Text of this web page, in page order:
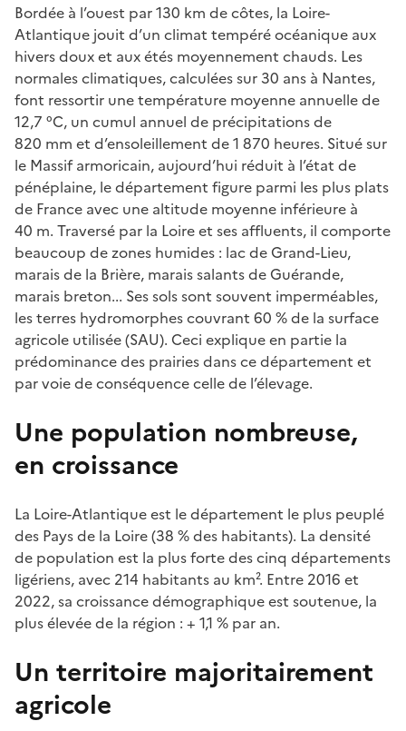
Bordée à l’ouest par 130 km de côtes, la Loire-
Atlantique jouit d’un climat tempéré océanique aux
hivers doux et aux étés moyennement chauds. Les
normales climatiques, calculées sur 30 ans à Nantes,
font ressortir une température moyenne annuelle de
12,7 °C, un cumul annuel de précipitations de
820 mm et d’ensoleillement de 1 870 heures. Situé sur
le Massif armoricain, aujourd’hui réduit à l’état de
pénéplaine, le département figure parmi les plus plats
de France avec une altitude moyenne inférieure à
40 m. Traversé par la Loire et ses affluents, il comporte
beaucoup de zones humides : lac de Grand-Lieu,
marais de la Brière, marais salants de Guérande,
marais breton... Ses sols sont souvent imperméables,
les terres hydromorphes couvrant 60 % de la surface
agricole utilisée (SAU). Ceci explique en partie la
prédominance des prairies dans ce département et
par voie de conséquence celle de l’élevage.
Une population nombreuse,
en croissance
La Loire-Atlantique est le département le plus peuplé
des Pays de la Loire (38 % des habitants). La densité
de population est la plus forte des cinq départements
ligériens, avec 214 habitants au km². Entre 2016 et
2022, sa croissance démographique est soutenue, la
plus élevée de la région : + 1,1 % par an.
Un territoire majoritairement
agricole